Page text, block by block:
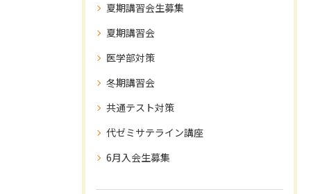
夏期講習会生募集
夏期講習会
医学部対策
冬期講習会
共通テスト対策
代ゼミサテライン講座
6月入会生募集